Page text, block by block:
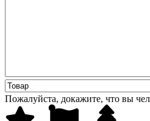
Пожалуйста, докажите, что вы